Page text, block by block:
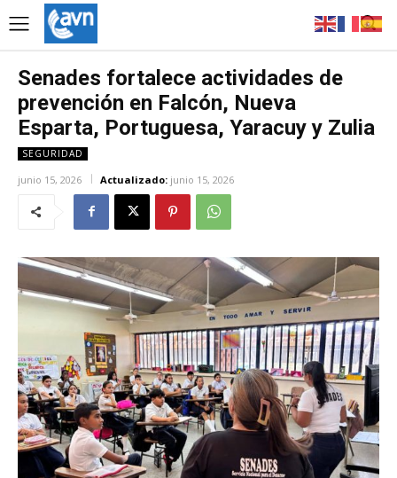
Senades fortalece actividades de
prevención en Falcón, Nueva
Esparta, Portuguesa, Yaracuy y Zulia
SEGURIDAD
junio 15, 2026 Actualizado: junio 15, 2026